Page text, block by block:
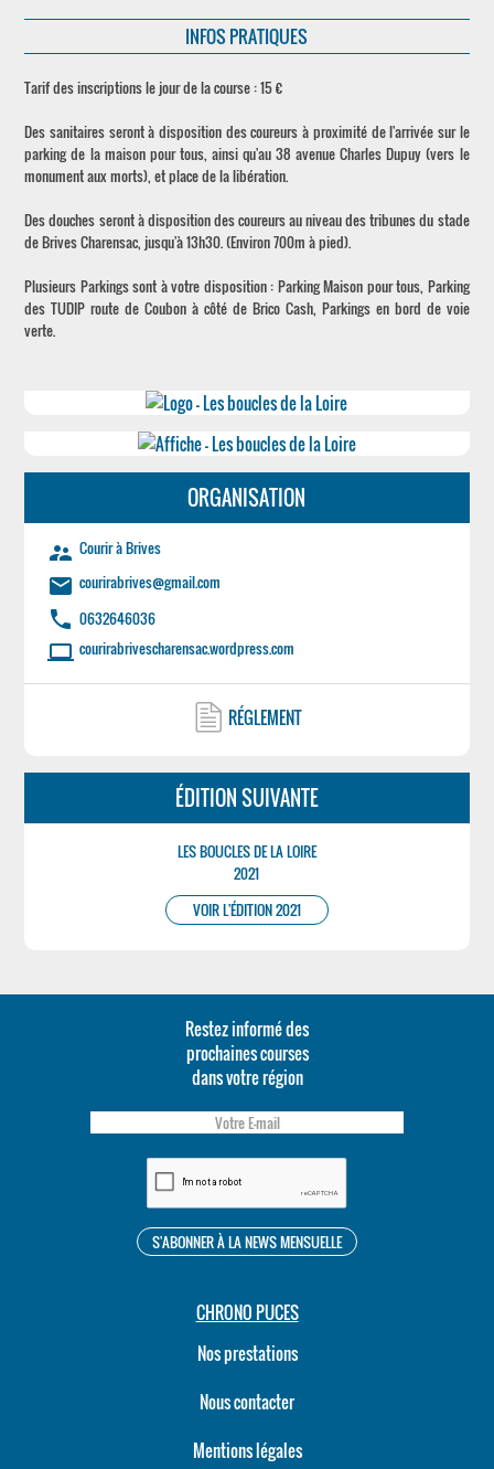
INFOS PRATIQUES
Tarif des inscriptions le jour de la course : 15 €
Des sanitaires seront à disposition des coureurs à proximité de l'arrivée sur le
parking de la maison pour tous, ainsi qu'au 38 avenue Charles Dupuy (vers le
monument aux morts), et place de la libération.
Des douches seront à disposition des coureurs au niveau des tribunes du stade
de Brives Charensac, jusqu'à 13h30. (Environ 700m à pied).
Plusieurs Parkings sont à votre disposition : Parking Maison pour tous, Parking
des TUDIP route de Coubon à côté de Brico Cash, Parkings en bord de voie
verte.
ORGANISATION
supervisor_account Courir à Brives
email courirabrives@gmail.com
phone 0632646036
laptop courirabrivescharensac.wordpress.com
RÉGLEMENT
ÉDITION SUIVANTE
LES BOUCLES DE LA LOIRE
2021
VOIR L'ÉDITION 2021
Restez informé des
prochaines courses
dans votre région
CHRONO PUCES
Nos prestations
Nous contacter
Mentions légales